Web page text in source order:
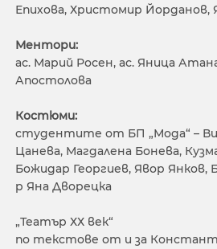
Епихова, Христомир Йорданов,
Ментори:
ас. Марий Росен, ас. Яница
Апостолова
Костюми:
студентите от БП „Мода“ –
Цанева, Магдалена Бонева,
Божидар Георгиев, Явор
р Яна Дворецка
„Театър ХХ век“
по текстове от и за